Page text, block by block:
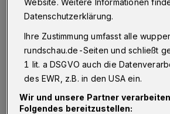
Kandidaten der OB-Wahl:
Umriss von Wuppertal! Wer
versucht, wird vor den
Lösungen der Akteure
richtig daneben lag niemand.
Sander (Linke).
Datenschutzerklärung.
Ihre Zustimmung umfasst alle
rundschau.de-Seiten und schließt
1 lit. a DSGVO auch die
des EWR, z.B. in den USA ein.
Wir und unsere Partner
Folgendes bereitzustellen: